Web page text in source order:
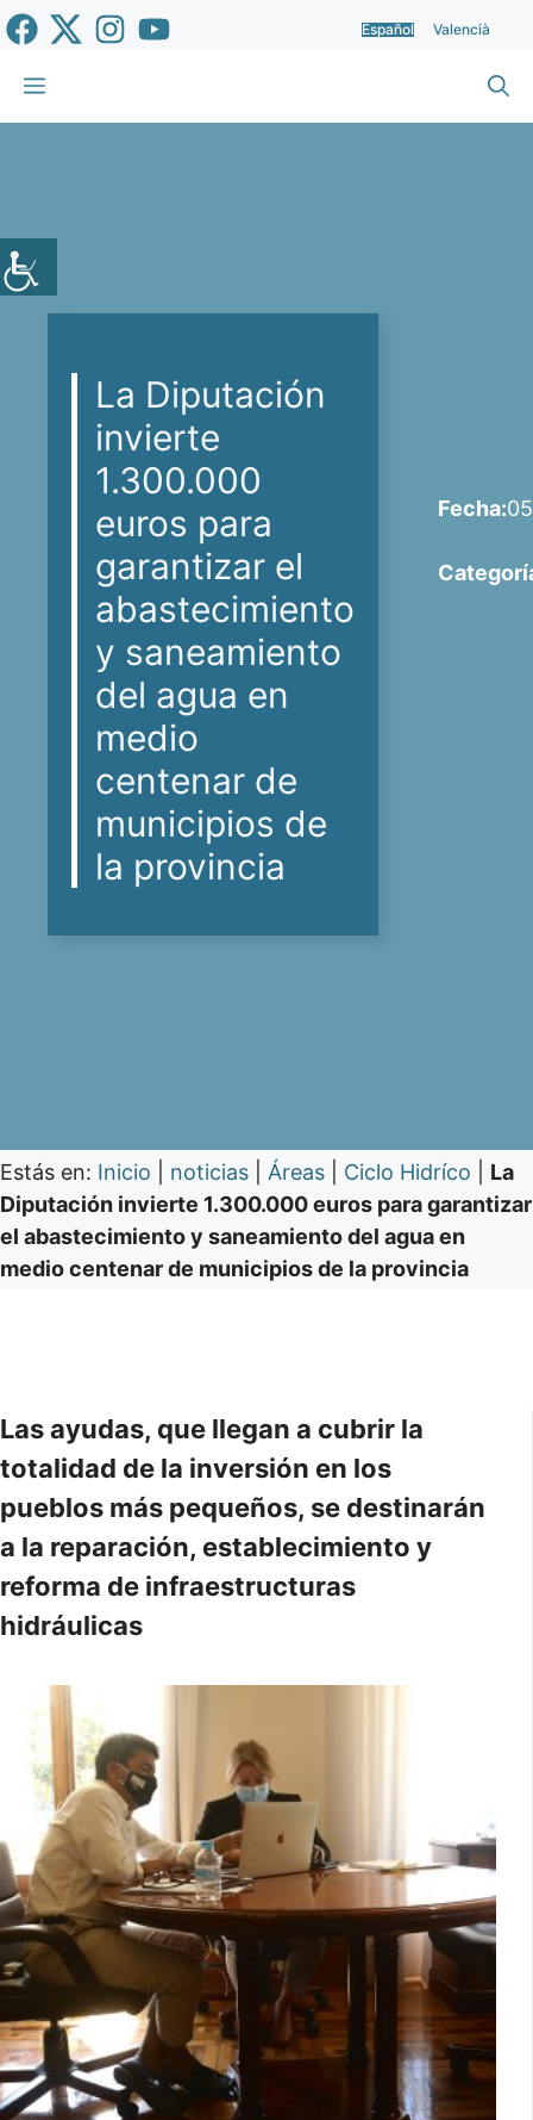
Saltar
al
contenido
Español Valencià
Menú
La Diputación
invierte
1.300.000
euros para
garantizar el
abastecimiento
y saneamiento
del agua en
medio
centenar de
municipios de
la provincia
Fecha:
Estás en: Inicio noticias Áreas Ciclo Hidríco
La
Diputación invierte 1.300.000 euros para garantizar
el abastecimiento y saneamiento del agua en
medio centenar de municipios de la provincia
Las ayudas, que llegan a cubrir la
totalidad de la inversión en los
pueblos más pequeños, se destinarán
a la reparación, establecimiento y
reforma de infraestructuras
hidráulicas